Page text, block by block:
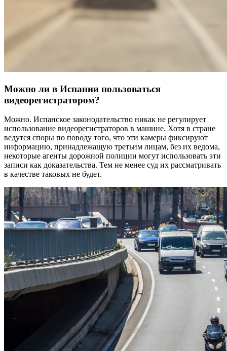
Можно ли в Испании пользоваться
видеорегистратором?
Можно. Испанское законодательство никак не регулирует
использование видеорегистраторов в машине. Хотя в стране
ведутся споры по поводу того, что эти камеры фиксируют
информацию, принадлежащую третьим лицам, без их ведома,
некоторые агенты дорожной полиции могут использовать эти
записи как доказательства. Тем не менее суд их рассматривать
в качестве таковых не будет.